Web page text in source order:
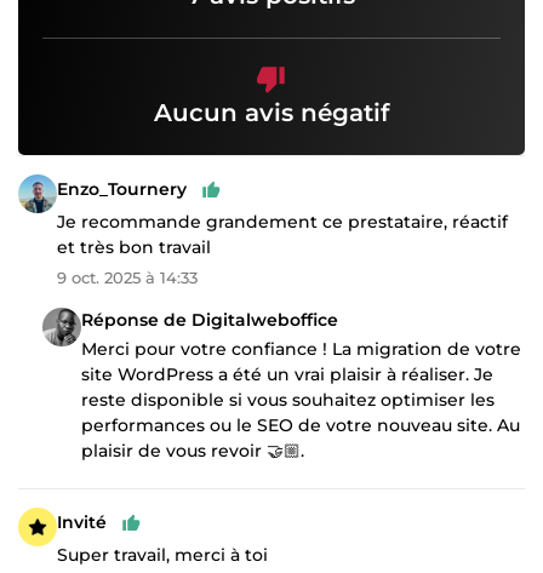
Aucun avis négatif
Enzo_Tournery
Je recommande grandement ce prestataire, réactif
et très bon travail
9 oct. 2025 à 14:33
Réponse de Digitalweboffice
Merci pour votre confiance ! La migration de votre
site WordPress a été un vrai plaisir à réaliser. Je
reste disponible si vous souhaitez optimiser les
performances ou le SEO de votre nouveau site. Au
plaisir de vous revoir 🤝🏼.
Invité
Super travail, merci à toi